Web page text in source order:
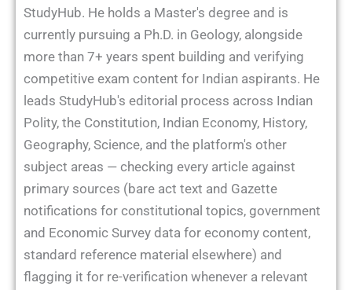
StudyHub. He holds a Master's degree and is
currently pursuing a Ph.D. in Geology, alongside
more than 7+ years spent building and verifying
competitive exam content for Indian aspirants. He
leads StudyHub's editorial process across Indian
Polity, the Constitution, Indian Economy, History,
Geography, Science, and the platform's other
subject areas — checking every article against
primary sources (bare act text and Gazette
notifications for constitutional topics, government
and Economic Survey data for economy content,
standard reference material elsewhere) and
flagging it for re-verification whenever a relevant